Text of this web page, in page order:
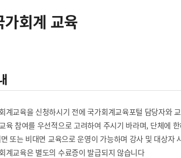
회계 교육
계교육을 신청하시기 전에 국가회계교육포털 담당자와
육 참여를 우선적으로 고려하여 주시기 바라며, 단체에
또는 비대면 교육으로 운영이 가능하며 강사 및 대상자
계교육은 별도의 수료증이 발급되지 않습니다